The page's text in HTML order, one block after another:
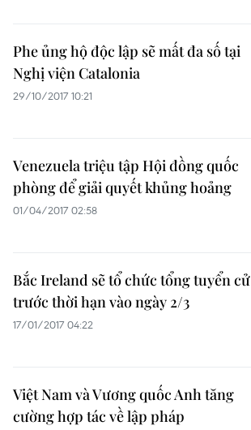
Phe ủng hộ độc lập sẽ mất đa số tại
Nghị viện Catalonia
29/10/2017 10:21
Venezuela triệu tập Hội đồng quốc
phòng để giải quyết khủng hoảng
01/04/2017 02:58
Bắc Ireland sẽ tổ chức tổng tuyển cử
trước thời hạn vào ngày 2/3
17/01/2017 04:22
Việt Nam và Vương quốc Anh tăng
cường hợp tác về lập pháp